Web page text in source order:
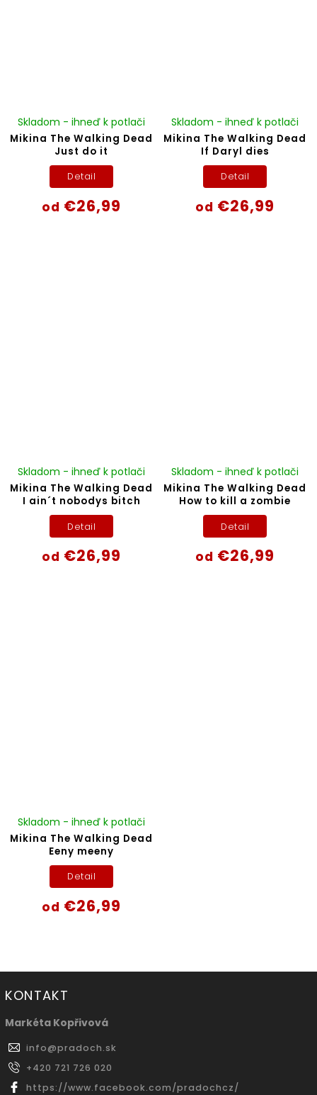
Mikina The Walking Dead
Just do it
Skladom - ihneď k potlači
od €26,99
Detail
Mikina The Walking Dead
If Daryl dies
Skladom - ihneď k potlači
od €26,99
Detail
Mikina The Walking Dead
I ain´t nobodys bitch
Skladom - ihneď k potlači
od €26,99
Detail
Mikina The Walking Dead
How to kill a zombie
Skladom - ihneď k potlači
od €26,99
Detail
Mikina The Walking Dead
Eeny meeny
Skladom - ihneď k potlači
od €26,99
Detail
KONTAKT
Markéta Kopřivová
info@pradoch.sk
+420 721 726 020
https://www.facebook.com/pradochcz/